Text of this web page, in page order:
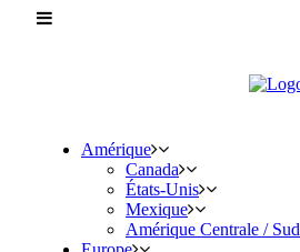
Amérique
Canada
États-Unis
Mexique
Amérique Centrale / Sud